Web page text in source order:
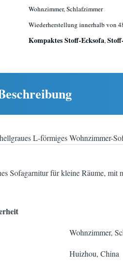
Wohnzimmer, Schlafzimmer
Wiederherstellung innerhalb von
Kompaktes Stoff-Ecksofa,
L-förmiges Wohnzimmer-
Sofagarnitur für kleine Räume,
Wohnzimmer,
Huizhou, China